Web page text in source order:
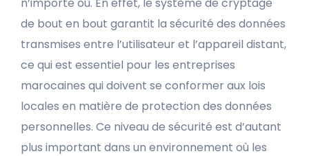
de bout en bout garantit la sécurité des données
transmises entre l’utilisateur et l’appareil distant,
ce qui est essentiel pour les entreprises
marocaines qui doivent se conformer aux lois
locales en matière de protection des données
personnelles. Ce niveau de sécurité est d’autant
plus important dans un environnement où les